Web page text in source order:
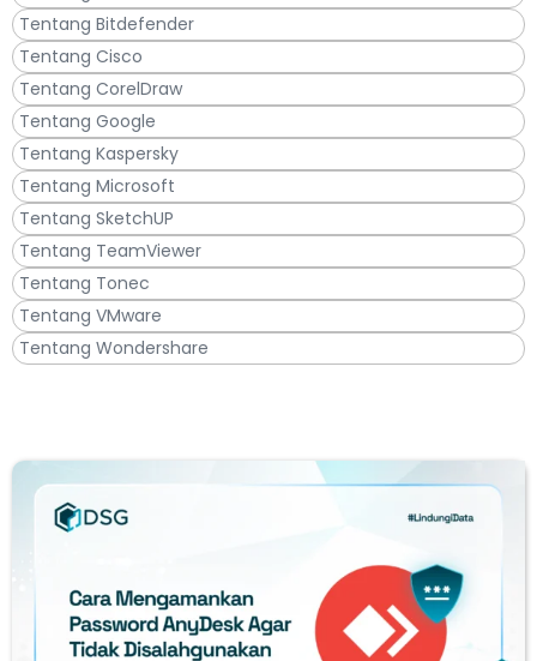
Tentang Bitdefender
Tentang Cisco
Tentang CorelDraw
Tentang Google
Tentang Kaspersky
Tentang Microsoft
Tentang SketchUP
Tentang TeamViewer
Tentang Tonec
Tentang VMware
Tentang Wondershare